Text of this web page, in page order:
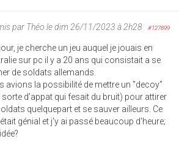
par Théo le dim 26/11/2023 à 2h28 #127899
je cherche un jeu auquel je jouais en
sur pc il y a 20 ans qui consistait a se
de soldats allemands.
avions la possibilité de mettre un "decoy"
sorte d'appat qui fesait du bruit) pour attirer
quelquepart et se sauver ailleurs. Ce
génial et j'y ai passé beaucoup d'heure;